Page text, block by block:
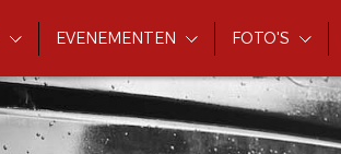
EVENEMENTEN FOTO'S